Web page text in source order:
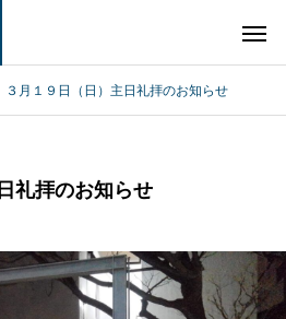
３月１９日（日）主日礼拝のお知らせ
礼拝のお知らせ